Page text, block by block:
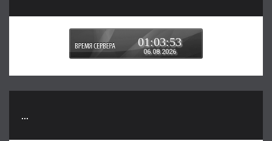
01:03:54
06.08.2026
...